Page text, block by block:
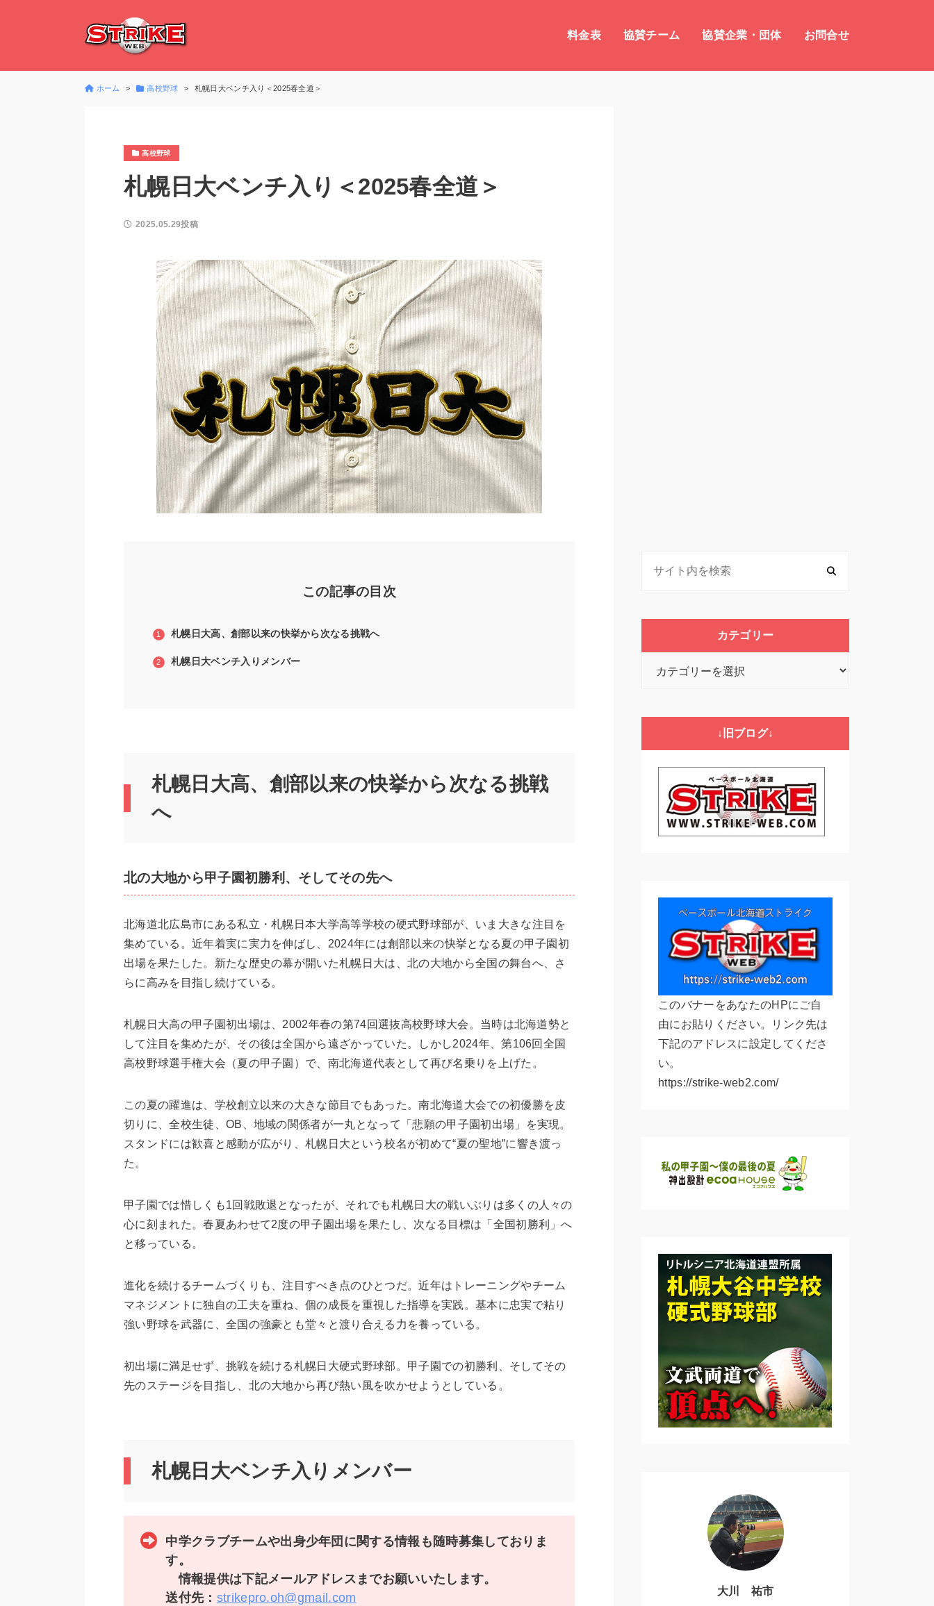
料金表 協賛チーム 協賛企業・団体 お問合せ
ホーム 高校野球 札幌日大ベンチ入り＜2025春全道＞
高校野球
札幌日大ベンチ入り＜2025春全道＞
2025.05.29投稿
この記事の目次
札幌日大高、創部以来の快挙から次なる挑戦へ
札幌日大ベンチ入りメンバー
札幌日大高、創部以来の快挙から次なる挑戦
へ
北の大地から甲子園初勝利、そしてその先へ
北海道北広島市にある私立・札幌日本大学高等学校の硬式野球部が、いま大きな注目を
集めている。近年着実に実力を伸ばし、2024年には創部以来の快挙となる夏の甲子園初
出場を果たした。新たな歴史の幕が開いた札幌日大は、北の大地から全国の舞台へ、さ
らに高みを目指し続けている。
札幌日大高の甲子園初出場は、2002年春の第74回選抜高校野球大会。当時は北海道勢と
して注目を集めたが、その後は全国から遠ざかっていた。しかし2024年、第106回全国
高校野球選手権大会（夏の甲子園）で、南北海道代表として再び名乗りを上げた。
この夏の躍進は、学校創立以来の大きな節目でもあった。南北海道大会での初優勝を皮
切りに、全校生徒、OB、地域の関係者が一丸となって「悲願の甲子園初出場」を実現。
スタンドには歓喜と感動が広がり、札幌日大という校名が初めて“夏の聖地”に響き渡っ
た。
甲子園では惜しくも1回戦敗退となったが、それでも札幌日大の戦いぶりは多くの人々の
心に刻まれた。春夏あわせて2度の甲子園出場を果たし、次なる目標は「全国初勝利」へ
と移っている。
進化を続けるチームづくりも、注目すべき点のひとつだ。近年はトレーニングやチーム
マネジメントに独自の工夫を重ね、個の成長を重視した指導を実践。基本に忠実で粘り
強い野球を武器に、全国の強豪とも堂々と渡り合える力を養っている。
初出場に満足せず、挑戦を続ける札幌日大硬式野球部。甲子園での初勝利、そしてその
先のステージを目指し、北の大地から再び熱い風を吹かせようとしている。
札幌日大ベンチ入りメンバー
中学クラブチームや出身少年団に関する情報も随時募集しておりま
す。
情報提供は下記メールアドレスまでお願いいたします。
送付先： strikepro.oh@gmail.com
カテゴリー
リ
↓旧ブログ↓
このバナーをあなたのHPにご自
由にお貼りください。リンク先は
下記のアドレスに設定してくださ
い。
https://strike-web2.com/
大川 祐市